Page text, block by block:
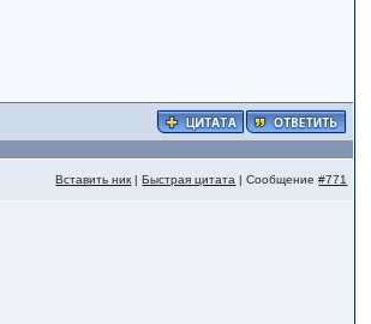
Вставить ник |Быстрая цитата | Сообщение#771